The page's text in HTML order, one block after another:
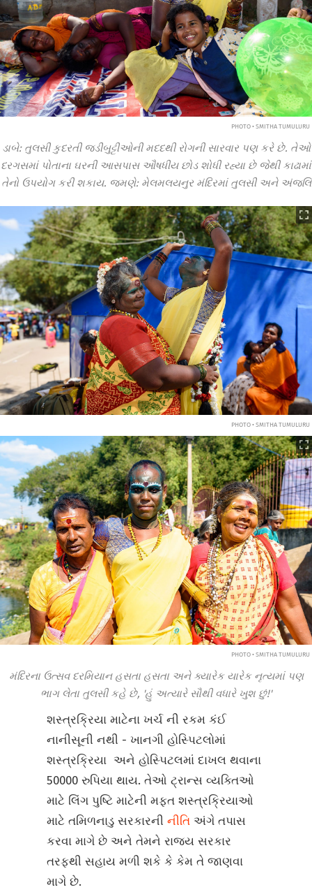
PHOTO • SMITHA TUMULURU
ડાબે: તુલસી કુદરતી જડીબુટ્ટીઓની મદદથી રોગની સારવાર પણ કરે છે. તેઓ
દરગસમાં પોતાના ઘરની આસપાસ ઔષધીય છોડ શોધી રહ્યા છે જેથી કાઢામાં
તેનો ઉપયોગ કરી શકાય. જમણે: મેલમલયનુર મંદિરમાં તુલસી અને અંજલિ
PHOTO • SMITHA TUMULURU
PHOTO • SMITHA TUMULURU
મંદિરના ઉત્સવ દરમિયાન હસતા હસતા અને ક્યારેક યારેક નૃત્યમાં પણ
ભાગ લેતા તુલસી કહે છે, 'હું અત્યારે સૌથી વધારે ખુશ છું!'
શસ્ત્રક્રિયા માટેના ખર્ચ ની રકમ કંઈ
નાનીસૂની નથી - ખાનગી હોસ્પિટલોમાં
શસ્ત્રક્રિયા અને હોસ્પિટલમાં દાખલ થવાના
50000 રુપિયા થાય. તેઓ ટ્રાન્સ વ્યક્તિઓ
માટે લિંગ પુષ્ટિ માટેની મફત શસ્ત્રક્રિયાઓ
માટે તમિળનાડુ સરકારનીનીતિઅંગે તપાસ
કરવા માગે છે અને તેમને રાજ્ય સરકાર
તરફથી સહાય મળી શકે કે કેમ તે જાણવા
માગે છે.